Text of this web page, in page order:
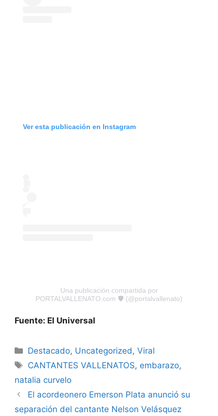
Ver esta publicación en Instagram
Una publicación compartida por
PORTALVALLENATO.com 🛡 (@portalvallenato)
Fuente: El Universal
Destacado, Uncategorized ,Viral
CANTANTES VALLENATOS, embarazo,
natalia curvelo
El acordeonero Emerson Plata anunció su
separación del cantante Nelson Velásquez